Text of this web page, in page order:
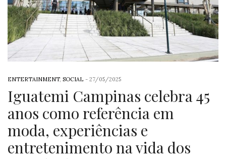
ENTERTAINMENT, SOCIAL - 27/05/2025
Iguatemi Campinas celebra 45
anos como referência em
moda, experiências e
entretenimento na vida dos